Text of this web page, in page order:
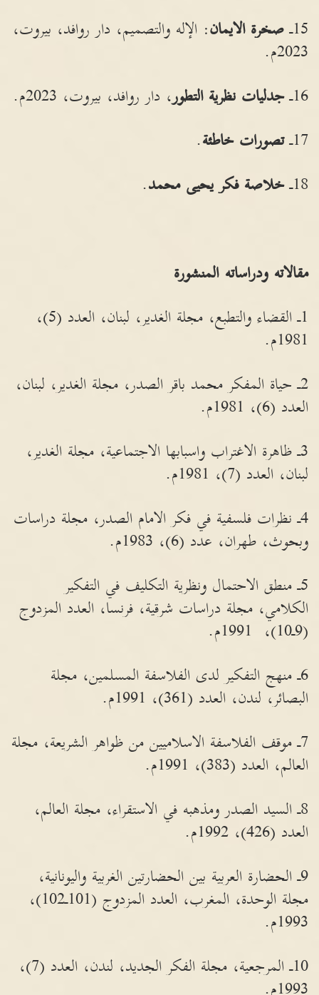
15ـ صخرة الايمان: الإله والتصميم، دار روافد، بيروت،
2023م.
16ـ جدليات نظرية التطور، دار روافد، بيروت، 2023م.
17ـ تصورات خاطئة.
18ـ خلاصة فكر يحيى محمد.
مقالاتهودراساتهالمنشورة
1ـ القضاء والتطبع، مجلة الغدير، لبنان، العدد (5)،
1981م.
2ـ حياة المفكر محمد باقر الصدر، مجلة الغدير، لبنان،
العدد (6)، 1981م.
3ـ ظاهرة الاغتراب واسبابها الاجتماعية، مجلة الغدير،
لبنان، العدد (7)، 1981م.
4ـ نظرات فلسفية في فكر الامام الصدر، مجلة دراسات
وبحوث، طهران، عدد (6)، 1983م.
5ـ منطق الاحتمال ونظرية التكليف في التفكير
الكلامي، مجلة دراسات شرقية، فرنسا، العدد المزدوج
(9ـ10)، 1991م.
6ـ منهج التفكير لدى الفلاسفة المسلمين، مجلة
البصائر، لندن، العدد (361)، 1991م.
7ـ موقف الفلاسفة الاسلاميين من ظواهر الشريعة، مجلة
العالم، العدد (383)، 1991م.
8ـ السيد الصدر ومذهبه في الاستقراء، مجلة العالم،
العدد (426)، 1992م.
9ـ الحضارة العربية بين الحضارتين الغربية واليونانية،
مجلة الوحدة، المغرب، العدد المزدوج (101ـ102)،
1993م.
10ـ المرجعية، مجلة الفكر الجديد، لندن، العدد (7)،
1993م.